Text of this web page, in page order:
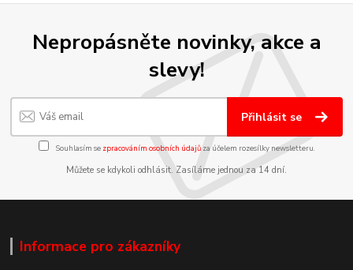
Nepropásněte novinky, akce a
slevy!
Přihlásit se
Souhlasím se zpracováním osobních údajůza účelem rozesílky newsletteru.
Můžete se kdykoli odhlásit. Zasíláme jednou za 14 dní.
Informace pro zákazníky